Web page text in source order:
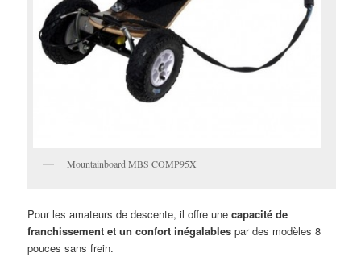
Mountainboard MBS COMP95X
Pour les amateurs de descente, il offre unecapacité de
franchissement et un confort inégalables par des modèles 8
pouces sans frein.